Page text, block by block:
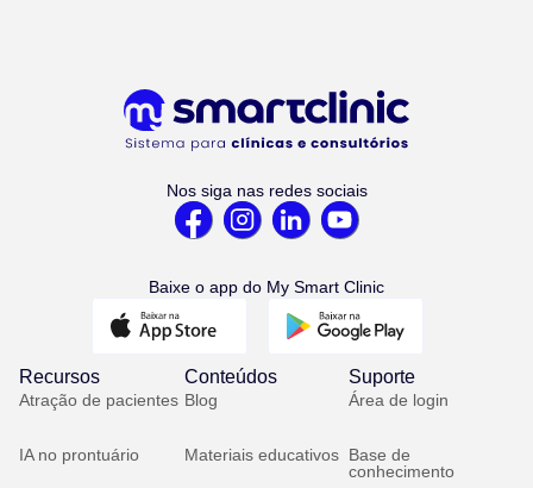
Nos siga nas redes sociais
Baixe o app do My Smart Clinic
Recursos
Atração de pacientes
IA no prontuário
Conteúdos
Blog
Materiais educativos
Suporte
Área de login
Base de
conhecimento